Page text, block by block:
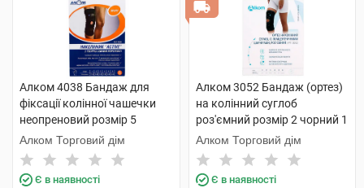
Алком 4038 Бандаж для
фіксації колінної чашечки
неопреновий розмір 5
чорний 1 шт
Алком Торговий дім
Є в наявності
Алком 3052 Бандаж (ортез)
на колінний суглоб
роз'ємний розмір 2 чорний 1
шт
Алком Торговий дім
Є в наявності